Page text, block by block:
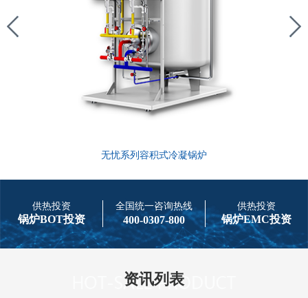
无忧系列容积式冷凝锅炉
供热投资
锅炉BOT投资
全国统一咨询热线
400-0307-800
供热投资
锅炉EMC投资
资讯列表